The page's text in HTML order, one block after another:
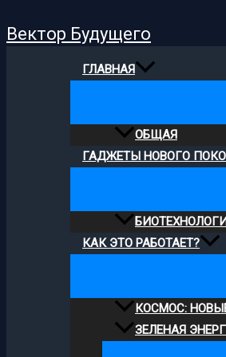
кВектор Будущего
ГЛАВНАЯ
ОБЩАЯ
ГАДЖЕТЫ НОВОГО
КАК ЭТО РАБОТАЕТ?
КОСМОС:
ЗЕЛЕНАЯ